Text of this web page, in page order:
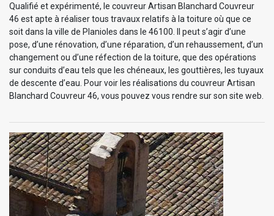
Qualifié et expérimenté, le couvreur Artisan Blanchard Couvreur
46 est apte à réaliser tous travaux relatifs à la toiture où que ce
soit dans la ville de Planioles dans le 46100. Il peut s’agir d’une
pose, d’une rénovation, d’une réparation, d’un rehaussement, d’un
changement ou d’une réfection de la toiture, que des opérations
sur conduits d’eau tels que les chéneaux, les gouttières, les tuyaux
de descente d’eau. Pour voir les réalisations du couvreur Artisan
Blanchard Couvreur 46, vous pouvez vous rendre sur son site web.